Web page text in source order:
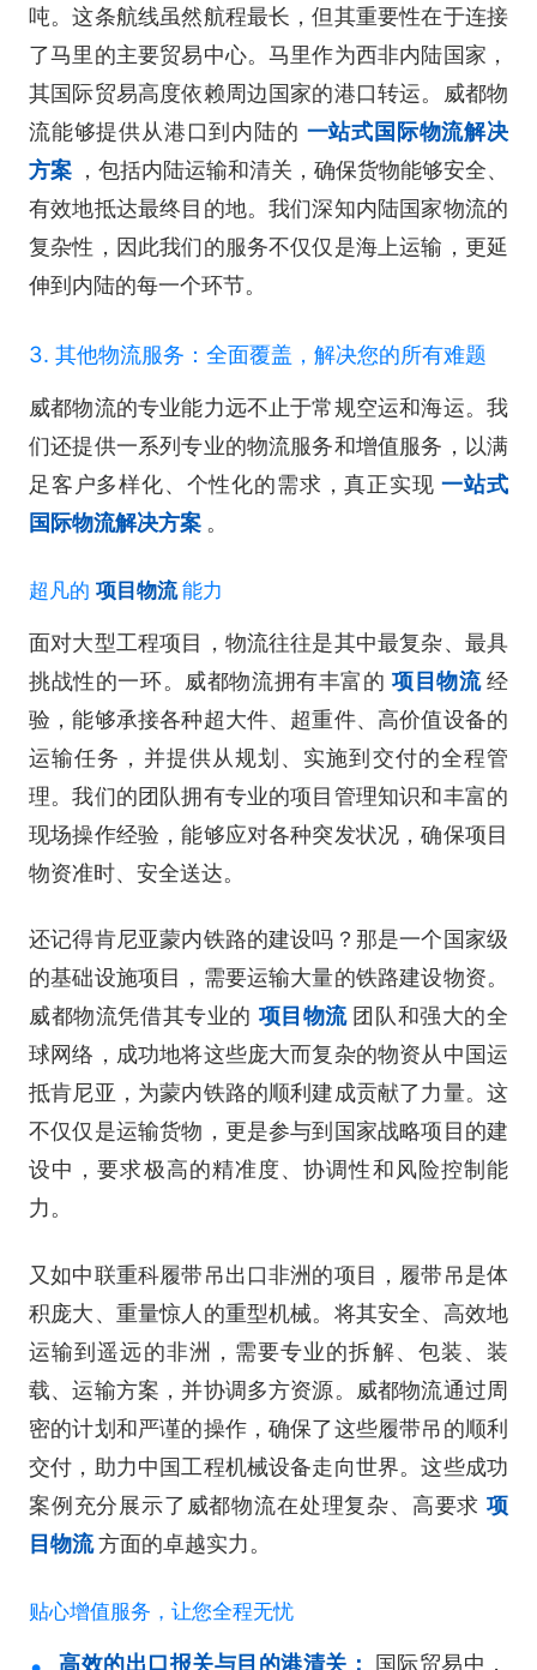
吨。这条航线虽然航程最长，但其重要性在于连接
了马里的主要贸易中心。马里作为西非内陆国家，
其国际贸易高度依赖周边国家的港口转运。威都物
流能够提供从港口到内陆的 一站式国际物流解决
方案 ，包括内陆运输和清关，确保货物能够安全、
有效地抵达最终目的地。我们深知内陆国家物流的
复杂性，因此我们的服务不仅仅是海上运输，更延
伸到内陆的每一个环节。
3. 其他物流服务：全面覆盖，解决您的所有难题
威都物流的专业能力远不止于常规空运和海运。我
们还提供一系列专业的物流服务和增值服务，以满
足客户多样化、个性化的需求，真正实现一站式
国际物流解决方案 。
超凡的 项目物流能力
面对大型工程项目，物流往往是其中最复杂、最具
挑战性的一环。威都物流拥有丰富的项目物流经
验，能够承接各种超大件、超重件、高价值设备的
运输任务，并提供从规划、实施到交付的全程管
理。我们的团队拥有专业的项目管理知识和丰富的
现场操作经验，能够应对各种突发状况，确保项目
物资准时、安全送达。
还记得肯尼亚蒙内铁路的建设吗？那是一个国家级
的基础设施项目，需要运输大量的铁路建设物资。
威都物流凭借其专业的 项目物流 团队和强大的全
球网络，成功地将这些庞大而复杂的物资从中国运
抵肯尼亚，为蒙内铁路的顺利建成贡献了力量。这
不仅仅是运输货物，更是参与到国家战略项目的建
设中，要求极高的精准度、协调性和风险控制能
力。
又如中联重科履带吊出口非洲的项目，履带吊是体
积庞大、重量惊人的重型机械。将其安全、高效地
运输到遥远的非洲，需要专业的拆解、包装、装
载、运输方案，并协调多方资源。威都物流通过周
密的计划和严谨的操作，确保了这些履带吊的顺利
交付，助力中国工程机械设备走向世界。这些成功
案例充分展示了威都物流在处理复杂、高要求 项
目物流方面的卓越实力。
贴心增值服务，让您全程无忧
高效的出口报关与目的港清关： 国际贸易中，